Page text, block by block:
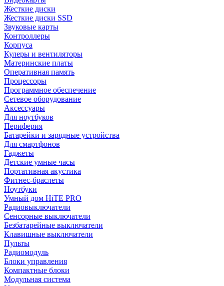
Жесткие диски
Жесткие диски SSD
Звуковые карты
Контроллеры
Корпуса
Кулеры и вентиляторы
Материнские платы
Оперативная память
Процессоры
Программное обеспечение
Сетевое оборудование
Аксессуары
Для ноутбуков
Периферия
Батарейки и зарядные устройства
Для смартфонов
Гаджеты
Детские умные часы
Портативная акустика
Фитнес-браслеты
Ноутбуки
Умный дом HiTE PRO
Радиовыключатели
Сенсорные выключатели
Безбатарейные выключатели
Клавишные выключатели
Пульты
Радиомодуль
Блоки управления
Компактные блоки
Модульная система